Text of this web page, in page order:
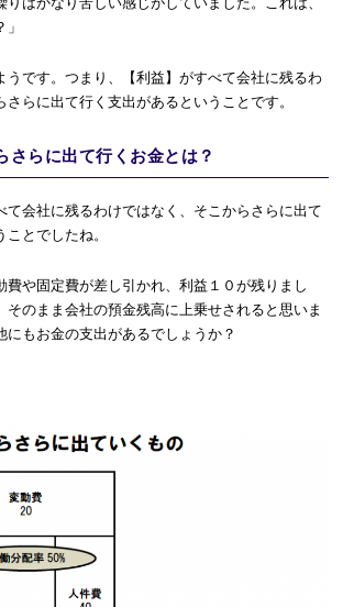
うです。つまり、【利益】がすべて会社に残るわ
らに出て行く支出があるということです。
さらに出て行くお金とは？
て会社に残るわけではなく、そこからさらに出て
とでしたね。
費や固定費が差し引かれ、利益１０が残りまし
そのまま会社の預金残高に上乗せされると思いま
もお金の支出があるでしょうか？